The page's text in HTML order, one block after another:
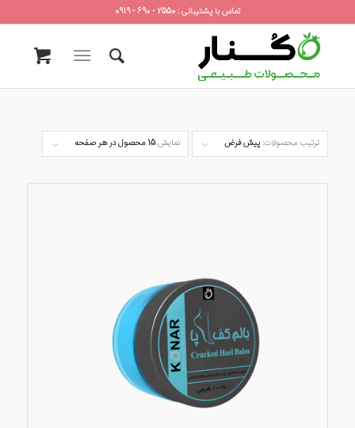
تماس با پشتیبانی : 2550 - 690 - 0919
ترتیب محصولات:پیش فرض نمایش15 محصول در هر صفحه